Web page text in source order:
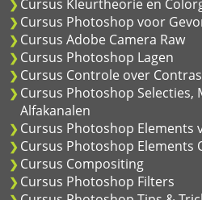
Cursus Kleurtheorie en
Cursus Photoshop voor
Cursus Adobe Camera Raw
Cursus Photoshop Lagen
Cursus Controle over
Cursus Photoshop Selecties,
Alfakanalen
Cursus Photoshop Elements
Cursus Photoshop Elements
Cursus Compositing
Cursus Photoshop Filters